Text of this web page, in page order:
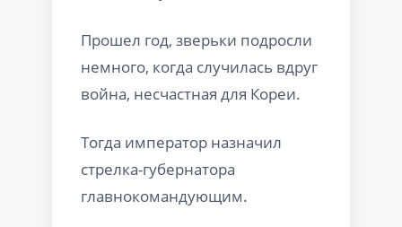
Прошел год, зверьки подросли
немного, когда случилась вдруг
война, несчастная для Кореи.
Тогда император назначил
стрелка-губернатора
главнокомандующим.